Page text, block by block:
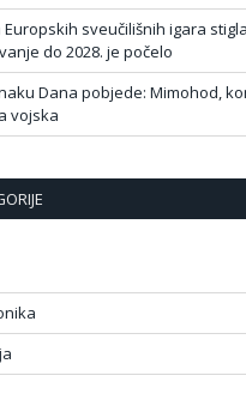
sveučilišnih igara
do 2028. je počelo
Dana pobjede: Mimohod,
vojska